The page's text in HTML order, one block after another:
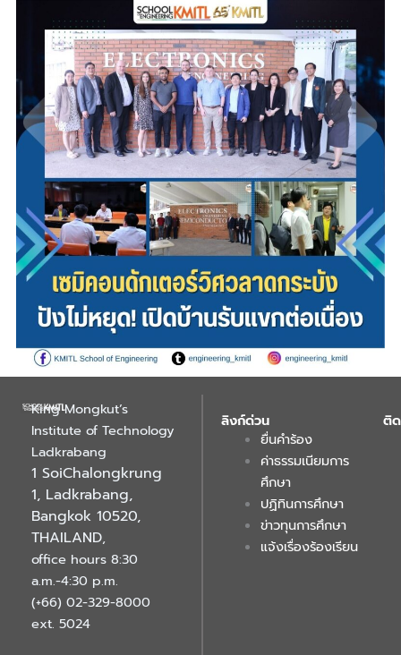
King Mongkut’s
Institute of Technology
Ladkrabang
1 SoiChalongkrung
1, Ladkrabang,
Bangkok 10520,
THAILAND,
office hours 8:30
a.m.-4:30 p.m.
(+66) 02-329-8000
ext. 5024
ลิงก์ด่วน
ยื่นคำร้อง
ค่าธรรมเนียมการ
ศึกษา
ปฏิทินการศึกษา
ข่าวทุนการศึกษา
แจ้งเรื่องร้องเรียน
ติ